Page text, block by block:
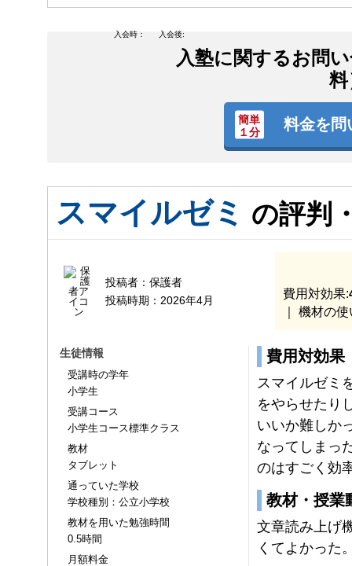
入会時： 入会後:
入塾に関するお問
料
料金を問
スマイルゼミ の評判
投稿者： 保護者
投稿時期： 2026年4月 費用対効果:
｜ 機材の
生徒情報
受講時の学年
小学生
受講コース
小学生コース標準クラス
教材
タブレット
通っていた学校
学校種別：公立小学校
教材を用いた勉強時間
0.5時間
月額料金
費用対効果
スマイルゼミ
をやらせたり
いいか難しか
なってしまっ
のはすごく効
教材・授業
文章読み上げ
くてよかった